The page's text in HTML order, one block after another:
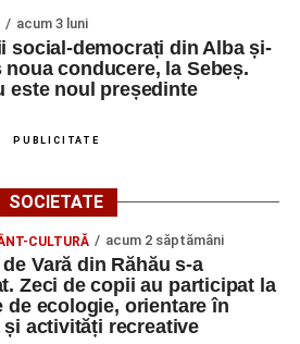
acum 3 luni
social-democrați din Alba și-
noua conducere, la Sebeș.
este noul președinte
PUBLICITATE
SOCIETATE
CULTURĂ acum 2 săptămâni
Vară din Răhău s-a
Zeci de copii au participat la
de ecologie, orientare în
și activități recreative